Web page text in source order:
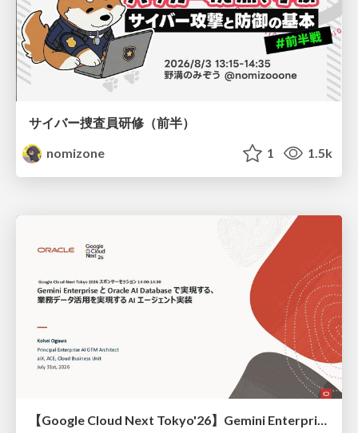
サイバー捜査員研修（前半）
nomizone
1 1.5k